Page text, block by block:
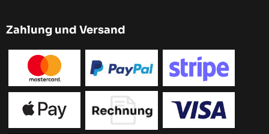
Zahlung und Versand